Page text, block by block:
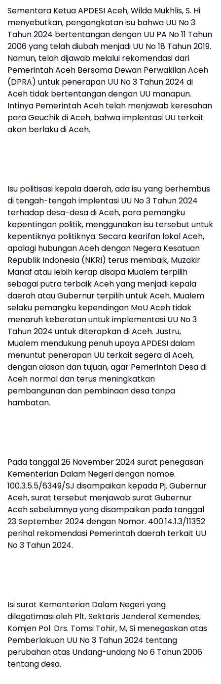
Sementara Ketua APDESI Aceh, Wilda Mukhlis, S. Hi
menyebutkan, pengangkatan isu bahwa UU No 3
Tahun 2024 bertentangan dengan UU PA No 11 Tahun
2006 yang telah diubah menjadi UU No 18 Tahun 2019.
Namun, telah dijawab melalui rekomendasi dari
Pemerintah Aceh Bersama Dewan Perwakilan Aceh
(DPRA) untuk penerapan UU No 3 Tahun 2024 di
Aceh tidak bertentangan dengan UU manapun.
Intinya Pemerintah Aceh telah menjawab keresahan
para Geuchik di Aceh, bahwa implentasi UU terkait
akan berlaku di Aceh.
Isu politisasi kepala daerah, ada isu yang berhembus
di tengah-tengah implentasi UU No 3 Tahun 2024
terhadap desa-desa di Aceh, para pemangku
kepentingan politik, menggunakan isu tersebut untuk
kepentiknya politiknya. Secara kearifan lokal Aceh,
apalagi hubungan Aceh dengan Negera Kesatuan
Republik Indonesia (NKRI) terus membaik, Muzakir
Manaf atau lebih kerap disapa Mualem terpilih
sebagai putra terbaik Aceh yang menjadi kepala
daerah atau Gubernur terpilih untuk Aceh. Mualem
selaku pemangku kependingan MoU Aceh tidak
menaruh keberatan untuk implementasi UU No 3
Tahun 2024 untuk diterapkan di Aceh. Justru,
Mualem mendukung penuh upaya APDESI dalam
menuntut penerapan UU terkait segera di Aceh,
dengan alasan dan tujuan, agar Pemerintah Desa di
Aceh normal dan terus meningkatkan
pembangunan dan pembinaan desa tanpa
hambatan.
Pada tanggal 26 November 2024 surat penegasan
Kementerian Dalam Negeri dengan nomoe.
100.3.5.5/6349/SJ disampaikan kepada Pj. Gubernur
Aceh, surat tersebut menjawab surat Gubernur
Aceh sebelumnya yang disampaikan pada tanggal
23 September 2024 dengan Nomor. 400.14.1.3/11352
perihal rekomendasi Pemerintah daerah terkait UU
No 3 Tahun 2024.
Isi surat Kementerian Dalam Negeri yang
dilegatimasi oleh Plt. Sektaris Jenderal Kemendes,
Komjen Pol. Drs. Tomsi Tohir, M, Si menegaskan atas
Pemberlakuan UU No 3 Tahun 2024 tentang
perubahan atas Undang-undang No 6 Tahun 2006
tentang desa.